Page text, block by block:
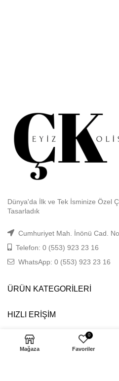
Dünya'da İlk ve Tek İsminize Özel
Tasarladık
Cumhuriyet Mah. İnönü Cad.
Telefon: 0 (553) 923 23 16
WhatsApp: 0 (553) 923 23 16
ÜRÜN KATEGORILERI
HIZLI ERIŞIM
ÖNEMLI BILGILER
Mağaza
0
Favoriler